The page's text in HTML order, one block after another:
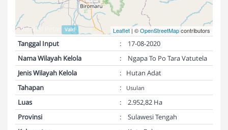
Leaflet | ©OpenStreetMapcontributors
Validasi Peta: Valid
Tanggal Input :
17-08-2020
Nama Wilayah Kelola
:
Ngapa To Po Tara Vatutela
Jenis Wilayah Kelola
:
Hutan Adat
Tahapan
: Usulan
Luas :
2.952,82 Ha
Provinsi
:
Sulawesi Tengah